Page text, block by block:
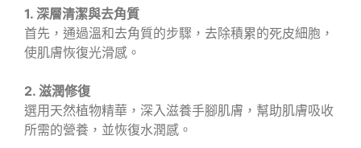
1. 深層清潔與去角質
首先，通過溫和去角質的步驟，去除積累的死皮細胞，
使肌膚恢復光滑感。
2. 滋潤修復
選用天然植物精華，深入滋養手腳肌膚，幫助肌膚吸收
所需的營養，並恢復水潤感。